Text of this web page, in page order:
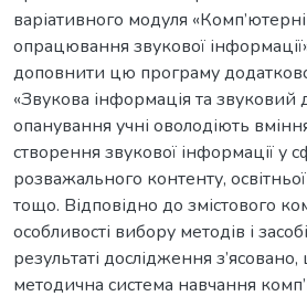
варіативного модуля «Комп’ютерні
опрацювання звукової
доповнити цю програму
«Звукова інформація та звуковий
опанування учні оволодіють
створення звукової інформації у
розважального контенту,
тощо. Відповідно до змістового
особливості вибору методів і
результаті дослідження
методична система навчання